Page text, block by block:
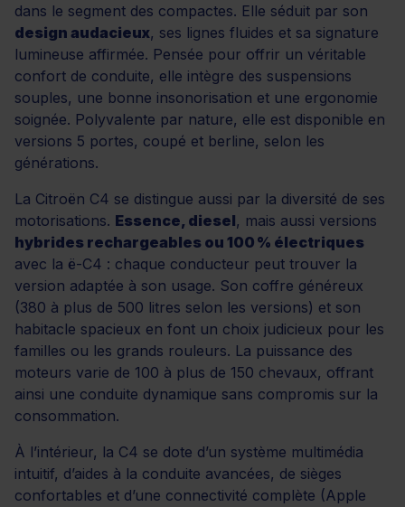
dans le segment des compactes. Elle séduit par son
design audacieux, ses lignes fluides et sa signature
lumineuse affirmée. Pensée pour offrir un véritable
confort de conduite, elle intègre des suspensions
souples, une bonne insonorisation et une ergonomie
soignée. Polyvalente par nature, elle est disponible en
versions 5 portes, coupé et berline, selon les
générations.
La Citroën C4 se distingue aussi par la diversité de ses
motorisations. Essence, diesel, mais aussi versions
hybrides rechargeables ou 100 % électriques
avec la ë-C4 : chaque conducteur peut trouver la
version adaptée à son usage. Son coffre généreux
(380 à plus de 500 litres selon les versions) et son
habitacle spacieux en font un choix judicieux pour les
familles ou les grands rouleurs. La puissance des
moteurs varie de 100 à plus de 150 chevaux, offrant
ainsi une conduite dynamique sans compromis sur la
consommation.
À l’intérieur, la C4 se dote d’un système multimédia
intuitif, d’aides à la conduite avancées, de sièges
confortables et d’une connectivité complète (Apple